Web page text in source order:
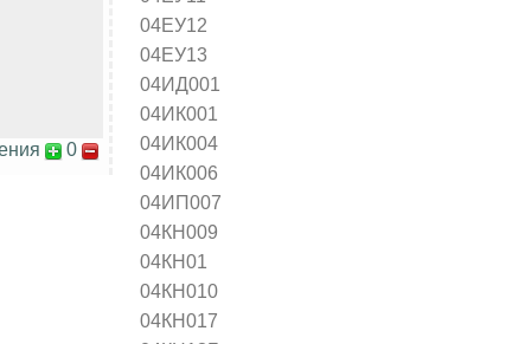
04ЕУ12
04ЕУ13
04ИД001
04ИК001
04ИК004
04ИК006
04ИП007
04КН009
04КН01
04КН010
04КН017
0